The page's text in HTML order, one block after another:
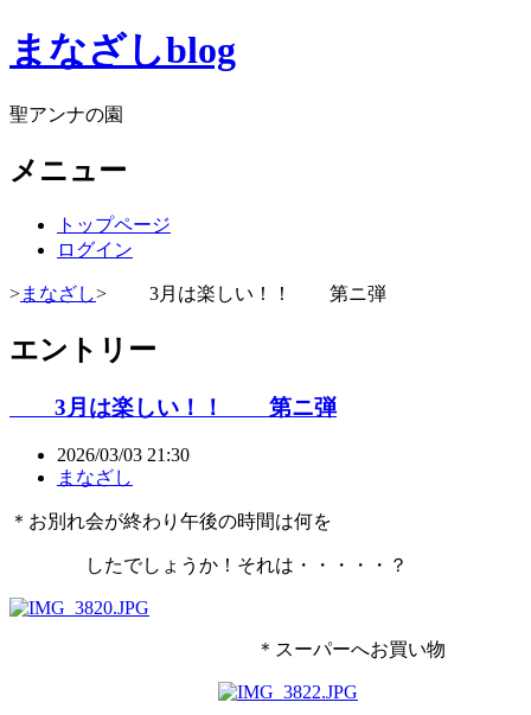
まなざしblog
聖アンナの園
メニュー
トップページ
ログイン
>まなざし> 3月は楽しい！！ 第ニ弾
エントリー
3月は楽しい！！ 第ニ弾
2026/03/03 21:30
まなざし
＊お別れ会が終わり午後の時間は何を
したでしょうか！それは・・・・・？
＊スーパーへお買い物